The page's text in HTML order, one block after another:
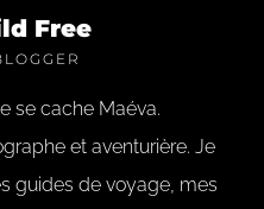
Free
se cache Maéva.
et aventurière. Je
guides de voyage, mes